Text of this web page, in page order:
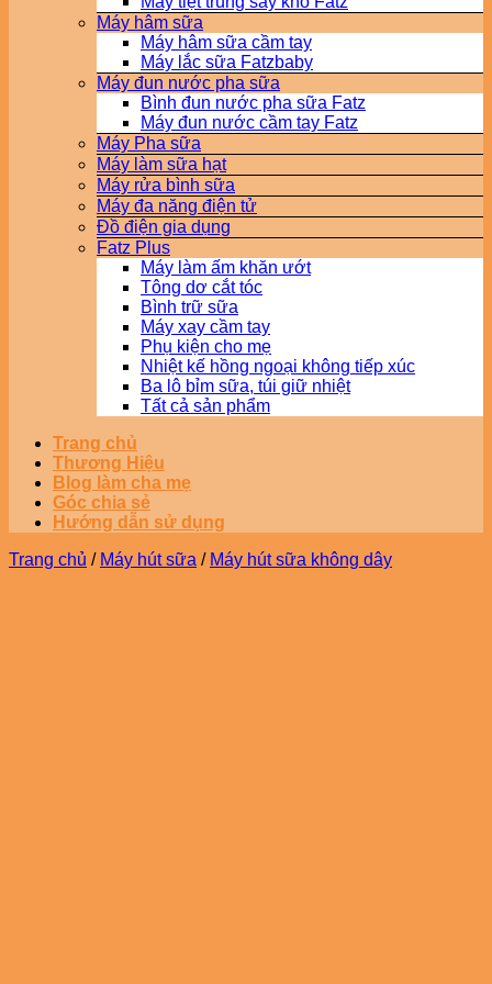
Máy hâm sữa
Máy hâm sữa cầm tay
Máy lắc sữa Fatzbaby
Máy đun nước pha sữa
Bình đun nước pha sữa Fatz
Máy đun nước cầm tay Fatz
Máy Pha sữa
Máy làm sữa hạt
Máy rửa bình sữa
Máy đa năng điện tử
Đồ điện gia dụng
Fatz Plus
Máy làm ấm khăn ướt
Tông dơ cắt tóc
Bình trữ sữa
Máy xay cầm tay
Phụ kiện cho mẹ
Nhiệt kế hồng ngoại không tiếp xúc
Ba lô bỉm sữa, túi giữ nhiệt
Tất cả sản phẩm
Trang chủ
Thương Hiệu
Blog làm cha mẹ
Góc chia sẻ
Hướng dẫn sử dụng
Trang chủ / Máy hút sữa / Máy hút sữa không dây